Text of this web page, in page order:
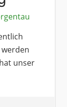
unser